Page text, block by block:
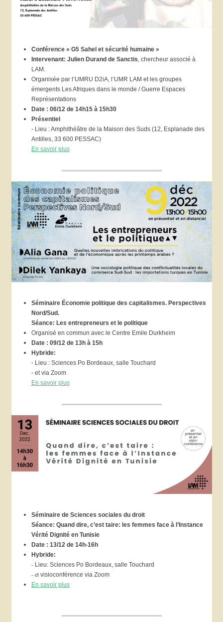
Conférence « G5 Sahel et sécurité humaine »
Intervenant: Julien Durand de Sanctis,chercheur associé à
LAM.
Organisée par l’UMRU D2iA, l’UMR LAM et les groupes
émergents Les Afriques dans le monde / Guerre Espaces
Représentations
Date : 06/12 de 14h15 à 15h30
Présentiel
- Lieu : Amphithéâtre de la Maison des Suds (12, Esplanade des
Antilles, 33 600 PESSAC)
En savoir plus
Séminaire Économie politique des capitalismes. Perspectives
Nord/Sud.
Séance: Les entrepreneurs et le politique
Organisé en commun avec le Centre Emile Durkheim
Date : 09/12 de 13h à 15h
Hybride:
- Lieu : Sciences Po Bordeaux, salle Touchard
- et via Zoom
En savoir plus
Séminaire de Sciences sociales du droit
Séance: Quand dire, c’est taire: les femmes face à l’Instance
Vérité Dignité en Tunisie
Date : 13/12 de14h-16h
Hybride:
- Lieu: Sciences Po Bordeaux, salle Touchard
- et visioconférence via Zoom
En savoir plus